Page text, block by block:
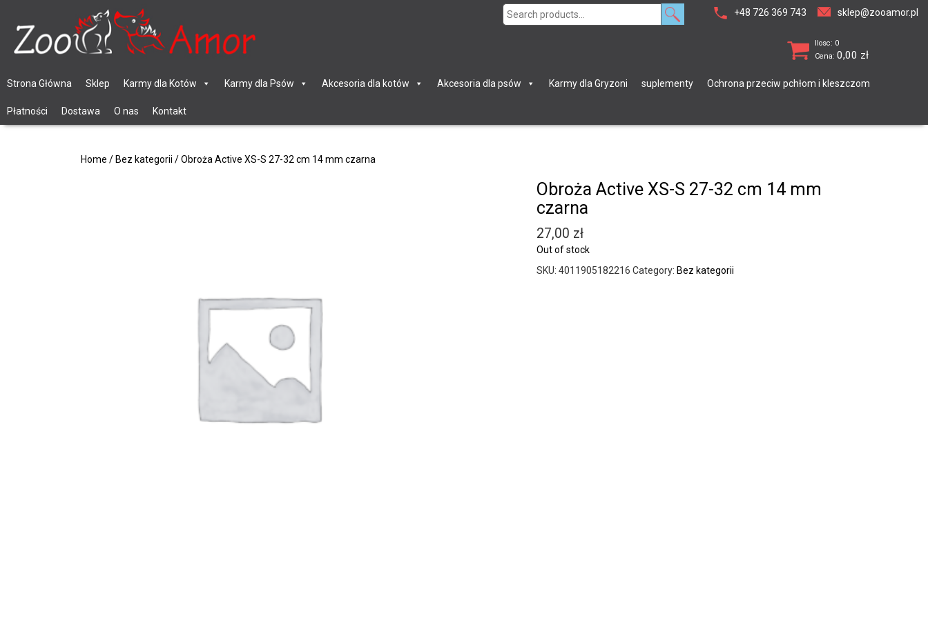
+48 726 369 743 sklep@zooamor.pl
Search
Ilosc: 0
Cena: 0,00 zł
Strona Główna Sklep Karmy dla Kotów Karmy dla Psów Akcesoria dla kotów Akcesoria dla psów Karmy dla Gryzoni suplementy Ochrona przeciw pchłom i kleszczom
Płatności Dostawa O nas Kontakt
Home / Bez kategorii / Obroża Active XS-S 27-32 cm 14 mm czarna
Obroża Active XS-S 27-32 cm 14 mm
czarna
27,00 zł
Out of stock
SKU: 4011905182216 Category: Bez kategorii